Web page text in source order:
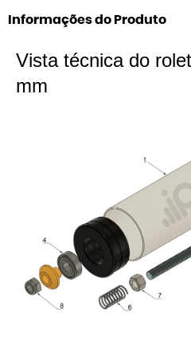
Informações do Produto
Vista técnica do
mm